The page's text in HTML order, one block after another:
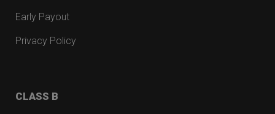
Early Payout
Privacy Policy
CLASS B